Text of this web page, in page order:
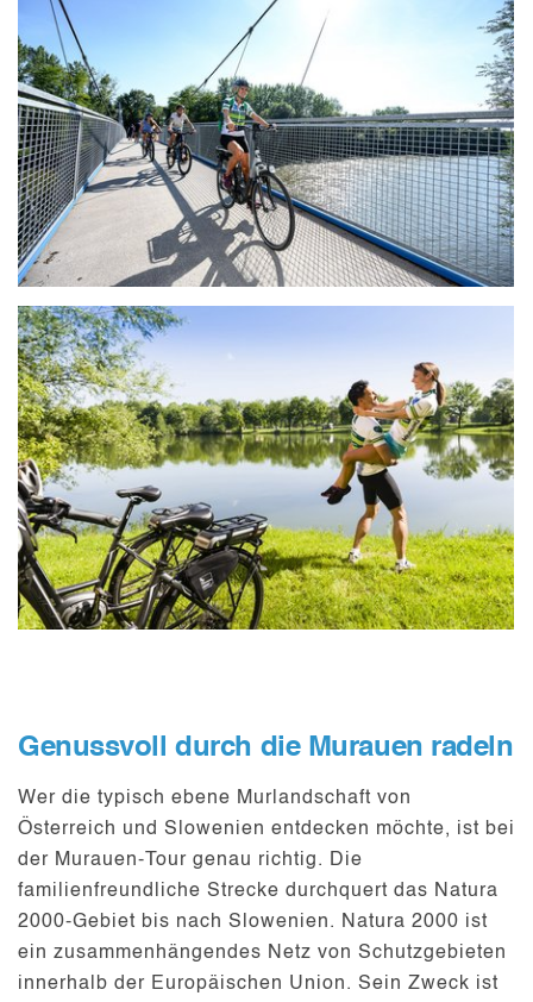
Genussvoll durch die Murauen radeln
Wer die typisch ebene Murlandschaft von
Österreich und Slowenien entdecken möchte, ist bei
der Murauen-Tour genau richtig. Die
familienfreundliche Strecke durchquert das Natura
2000-Gebiet bis nach Slowenien. Natura 2000 ist
ein zusammenhängendes Netz von Schutzgebieten
innerhalb der Europäischen Union. Sein Zweck ist